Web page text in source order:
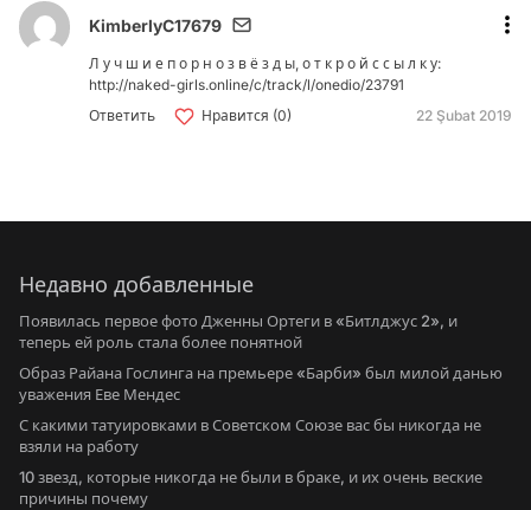
KimberlyC17679
Л у ч ш и е п о р н о з в ё з д ы, о т к р о й с с ы л к у:
http://naked-girls.online/c/track/l/onedio/23791
Ответить
Нравится (0) 22 Şubat 2019
Недавно добавленные
Появилась первое фото Дженны Ортеги в «Битлджус 2», и
теперь ей роль стала более понятной
Образ Райана Гослинга на премьере «Барби» был милой данью
уважения Еве Мендес
С какими татуировками в Советском Союзе вас бы никогда не
взяли на работу
10 звезд, которые никогда не были в браке, и их очень веские
причины почему